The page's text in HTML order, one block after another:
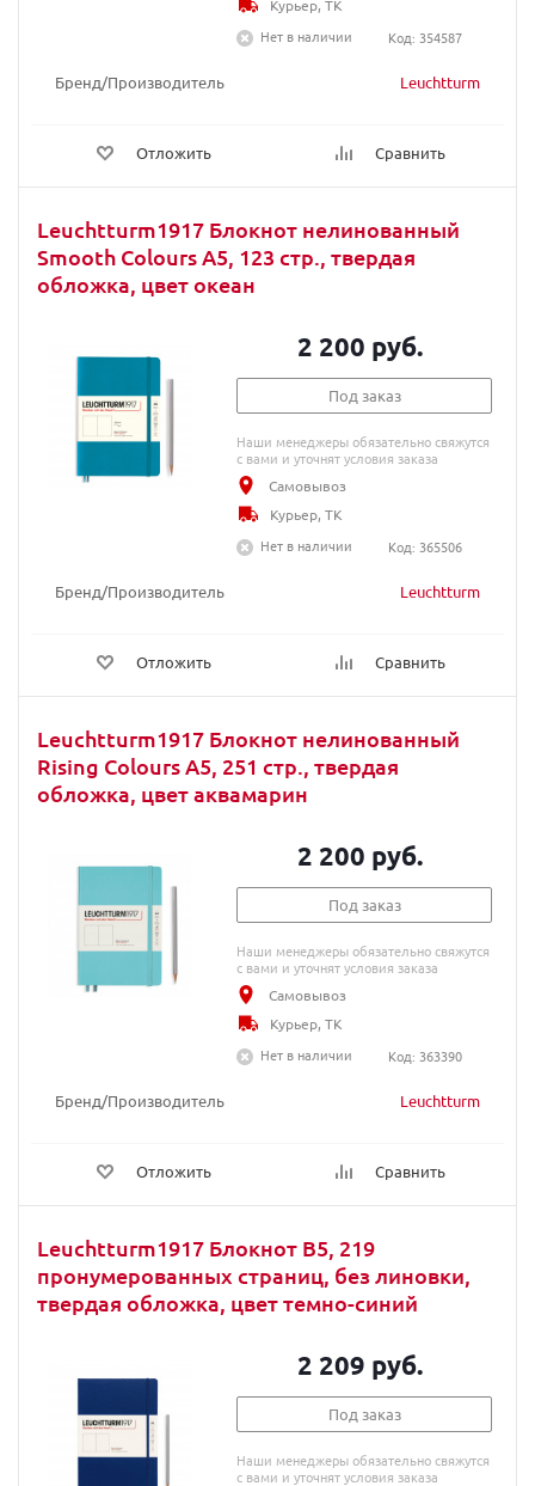
Бренд/Производитель Leuchtturm
Отложить Сравнить
Курьер, ТК
Нет в наличии
Код: 354587
Leuchtturm1917 Блокнот нелинованный
Smooth Colours A5, 123 стр., твердая
обложка, цвет океан
Бренд/Производитель Leuchtturm
Отложить Сравнить
2 200 руб.
Под заказ
Наши менеджеры обязательно свяжутся
с вами и уточнят условия заказа
Самовывоз
Курьер, ТК
Нет в наличии
Код: 365506
Leuchtturm1917 Блокнот нелинованный
Rising Colours A5, 251 стр., твердая
обложка, цвет аквамарин
Бренд/Производитель Leuchtturm
Отложить Сравнить
2 200 руб.
Под заказ
Наши менеджеры обязательно свяжутся
с вами и уточнят условия заказа
Самовывоз
Курьер, ТК
Нет в наличии
Код: 363390
Leuchtturm1917 Блокнот B5, 219
пронумерованных страниц, без линовки,
твердая обложка, цвет темно-синий
2 209 руб.
Под заказ
Наши менеджеры обязательно свяжутся
с вами и уточнят условия заказа